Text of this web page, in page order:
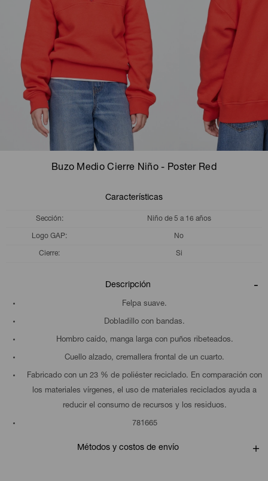
Buzo Medio Cierre Niño - Poster Red
Características
Sección Niño de 5 a 16 años
Logo GAP No
Cierre Si
Descripción
Felpa suave.
Dobladillo con bandas.
Hombro caído, manga larga con puños ribeteados.
Cuello alzado, cremallera frontal de un cuarto.
Fabricado con un 23 % de poliéster reciclado. En comparación con
los materiales vírgenes, el uso de materiales reciclados ayuda a
reducir el consumo de recursos y los residuos.
781665
Métodos y costos de envío
Camperas
Musculosas
Shorts
Vestidos y polleras
Calzas
Camperas
Chalecos
Shorts
Ropa interior
Camperas
Chalecos
Ropa interior
Pijamas
Camperas
Pijamas
Sets
Sets